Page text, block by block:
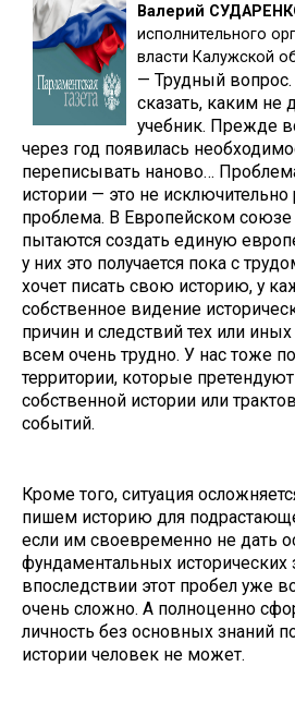
Валерий
исполнительного
власти Калужской
— Трудный
сказать, каким не
учебник. Прежде
через год появилась
переписывать наново…
истории — это не исключительно
проблема. В Европейском союзе
пытаются создать единую
у них это получается пока с
хочет писать свою историю, у
собственное видение
причин и следствий тех или
всем очень трудно. У нас тоже
территории, которые
собственной истории или
событий.
Кроме того, ситуация
пишем историю для
если им своевременно не дать
фундаментальных исторических
впоследствии этот пробел уже
очень сложно. А полноценно
личность без основных знаний
истории человек не может.